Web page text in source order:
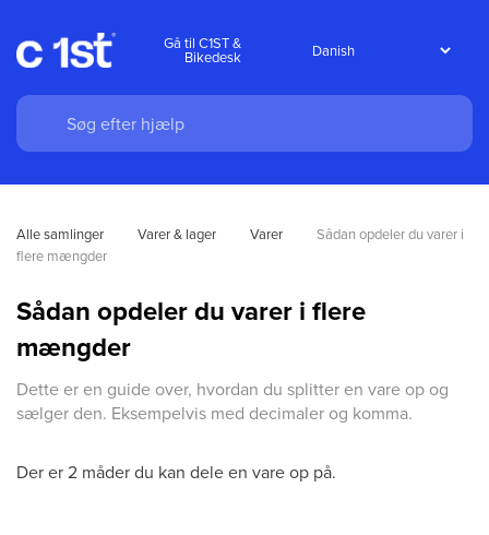
Gå til C1ST &
Bikedesk
Alle samlinger Varer & lager Varer
Sådan opdeler du varer i
flere mængder
Sådan opdeler du varer i flere
mængder
Dette er en guide over, hvordan du splitter en vare op og
sælger den. Eksempelvis med decimaler og komma.
Der er 2 måder du kan dele en vare op på.